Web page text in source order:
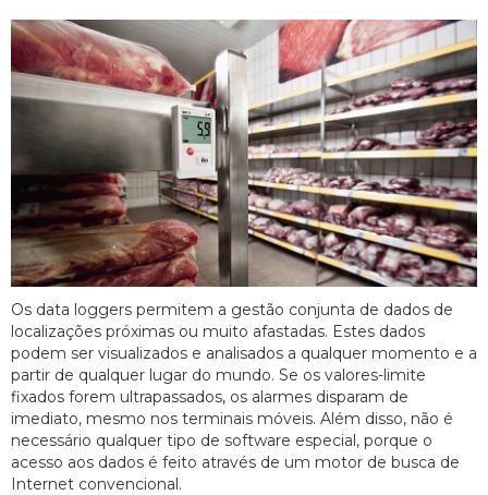
Os data loggers permitem a gestão conjunta de dados de
localizações próximas ou muito afastadas. Estes dados
podem ser visualizados e analisados a qualquer momento e a
partir de qualquer lugar do mundo. Se os valores-limite
fixados forem ultrapassados, os alarmes disparam de
imediato, mesmo nos terminais móveis. Além disso, não é
necessário qualquer tipo de software especial, porque o
acesso aos dados é feito através de um motor de busca de
Internet convencional.